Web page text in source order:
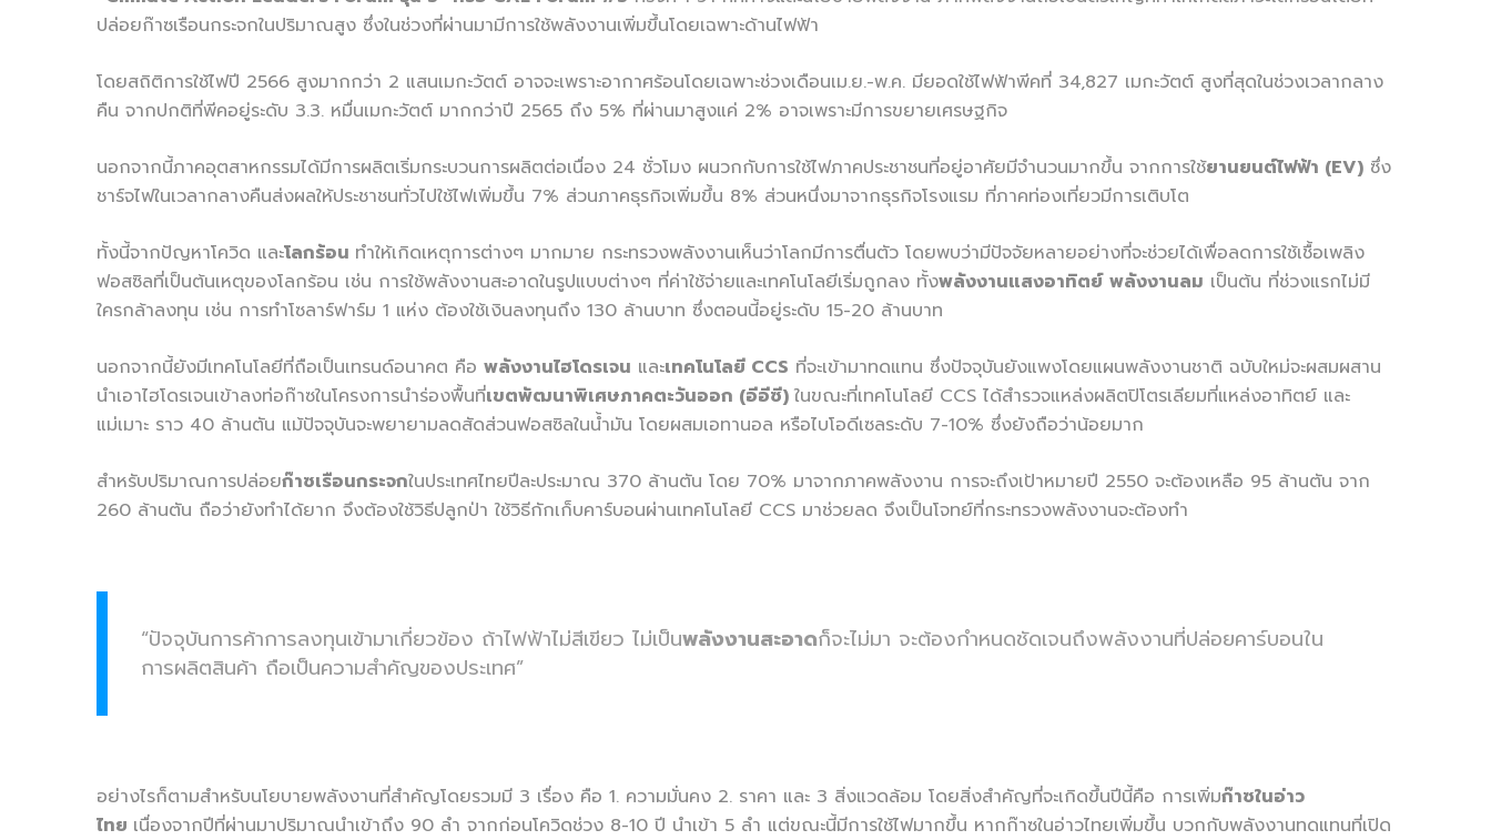
ปล่อยก๊าซเรือนกระจกในปริมาณสูง ซึ่งในช่วงที่ผ่านมามีการใช้พลังงานเพิ่มขึ้นโดยเฉพาะด้านไฟฟ้า
โดยสถิติการใช้ไฟปี 2566 สูงมากกว่า 2 แสนเมกะวัตต์ อาจจะเพราะอากาศร้อนโดยเฉพาะช่วงเดือนเม.ย.-พ.ค. มียอดใช้ไฟฟ้าพีคที่ 34,827 เมกะวัตต์ สูงที่สุดในช่วงเวลากลาง
คืน จากปกติที่พีคอยู่ระดับ 3.3. หมื่นเมกะวัตต์ มากกว่าปี 2565 ถึง 5% ที่ผ่านมาสูงแค่ 2% อาจเพราะมีการขยายเศรษฐกิจ
นอกจากนี้ภาคอุตสาหกรรมได้มีการผลิตเริ่มกระบวนการผลิตต่อเนื่อง 24 ชั่วโมง ผนวกกับการใช้ไฟภาคประชาชนที่อยู่อาศัยมีจำนวนมากขึ้น จากการใช้ยานยนต์ไฟฟ้า (EV) ซึ่ง
ชาร์จไฟในเวลากลางคืนส่งผลให้ประชาชนทั่วไปใช้ไฟเพิ่มขึ้น 7% ส่วนภาคธุรกิจเพิ่มขึ้น 8% ส่วนหนึ่งมาจากธุรกิจโรงแรม ที่ภาคท่องเที่ยวมีการเติบโต
ทั้งนี้จากปัญหาโควิด และโลกร้อน ทำให้เกิดเหตุการต่างๆ มากมาย กระทรวงพลังงานเห็นว่าโลกมีการตื่นตัว โดยพบว่ามีปัจจัยหลายอย่างที่จะช่วยได้เพื่อลดการใช้เชื้อเพลิง
ฟอสซิลที่เป็นต้นเหตุของโลกร้อน เช่น การใช้พลังงานสะอาดในรูปแบบต่างๆ ที่ค่าใช้จ่ายและเทคโนโลยีเริ่มถูกลง ทั้งพลังงานแสงอาทิตย์ พลังงานลม เป็นต้น ที่ช่วงแรกไม่มี
ใครกล้าลงทุน เช่น การทำโซลาร์ฟาร์ม 1 แห่ง ต้องใช้เงินลงทุนถึง 130 ล้านบาท ซึ่งตอนนี้อยู่ระดับ 15-20 ล้านบาท
นอกจากนี้ยังมีเทคโนโลยีที่ถือเป็นเทรนด์อนาคต คือ พลังงานไฮโดรเจน และเทคโนโลยี CCS ที่จะเข้ามาทดแทน ซึ่งปัจจุบันยังแพงโดยแผนพลังงานชาติ ฉบับใหม่จะผสมผสาน
นำเอาไฮโดรเจนเข้าลงท่อก๊าซในโครงการนำร่องพื้นที่เขตพัฒนาพิเศษภาคตะวันออก (อีอีซี) ในขณะที่เทคโนโลยี CCS ได้สำรวจแหล่งผลิตปิโตรเลียมที่แหล่งอาทิตย์ และ
แม่เมาะ ราว 40 ล้านตัน แม้ปัจจุบันจะพยายามลดสัดส่วนฟอสซิลในน้ำมัน โดยผสมเอทานอล หรือไบโอดีเซลระดับ 7-10% ซึ่งยังถือว่าน้อยมาก
สำหรับปริมาณการปล่อยก๊าซเรือนกระจกในประเทศไทยปีละประมาณ 370 ล้านตัน โดย 70% มาจากภาคพลังงาน การจะถึงเป้าหมายปี 2550 จะต้องเหลือ 95 ล้านตัน จาก
260 ล้านตัน ถือว่ายังทำได้ยาก จึงต้องใช้วิธีปลูกป่า ใช้วิธีกักเก็บคาร์บอนผ่านเทคโนโลยี CCS มาช่วยลด จึงเป็นโจทย์ที่กระทรวงพลังงานจะต้องทำ
“ปัจจุบันการค้าการลงทุนเข้ามาเกี่ยวข้อง ถ้าไฟฟ้าไม่สีเขียว ไม่เป็นพลังงานสะอาดก็จะไม่มา จะต้องกำหนดชัดเจนถึงพลังงานที่ปล่อยคาร์บอนใน
การผลิตสินค้า ถือเป็นความสำคัญของประเทศ”
อย่างไรก็ตามสำหรับนโยบายพลังงานที่สำคัญโดยรวมมี 3 เรื่อง คือ 1. ความมั่นคง 2. ราคา และ 3 สิ่งแวดล้อม โดยสิ่งสำคัญที่จะเกิดขึ้นปีนี้คือ การเพิ่มก๊าซในอ่าว
ไทย เนื่องจากปีที่ผ่านมาปริมาณนำเข้าถึง 90 ลำ จากก่อนโควิดช่วง 8-10 ปี นำเข้า 5 ลำ แต่ขณะนี้มีการใช้ไฟมากขึ้น หากก๊าซในอ่าวไทยเพิ่มขึ้น บวกกับพลังงานทดแทนที่เปิด